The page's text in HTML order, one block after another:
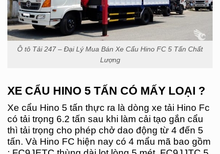
Ô tô Tải 247 – Đại Lý Mua Bán Xe Cẩu Hino FC 5 Tấn Chất
Lượng
XE CẨU HINO 5 TẤN CÓ MẤY LOẠI ?
Xe cẩu Hino 5 tấn thực ra là dòng xe tải Hino Fc
có tải trọng 6.2 tấn sau khi làm cải tạo gắn cẩu
thì tải trọng cho phép chở dao động từ 4 đến 5
tấn. Và Hino FC hiện nay có 4 mẩu mã bao gồm